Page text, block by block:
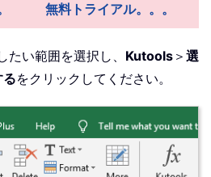
無料トライアル。。。
たい範囲を選択し、 Kutools ＞ 選
をクリックしてください。